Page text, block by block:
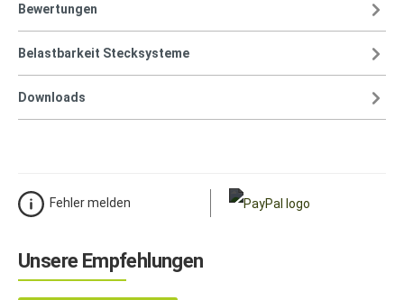
Bewertungen
Belastbarkeit Stecksysteme
Downloads
Fehler melden
Unsere Empfehlungen